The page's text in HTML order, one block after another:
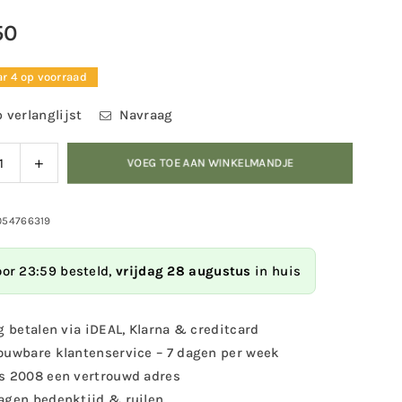
4 op voorraad
verlanglijst Navraag
Verhoog
de
voor
Koekoek
VOEG TOE AAN WINKELMANDJE
23:59 besteld, vrijdag 28 augustus in huis
betalen via iDEAL, Klarna & creditcard
klantenservice – 7 dagen per week
2008 een vertrouwd adres